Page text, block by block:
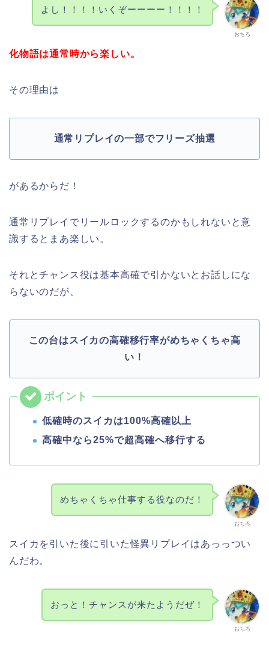
おちろ
よし！！！！いくぞーーーー！！！！
化物語は通常時から楽しい。
その理由は
通常リプレイの一部でフリーズ抽選
があるからだ！
通常リプレイでリールロックするのかもしれないと意
識するとまあ楽しい。
それとチャンス役は基本高確で引かないとお話しにな
らないのだが、
この台はスイカの高確移行率がめちゃくちゃ高
い！
低確時のスイカは100%高確以上
高確中なら25%で超高確へ移行する
おちろ
めちゃくちゃ仕事する役なのだ！
スイカを引いた後に引いた怪異リプレイはあっっつい
んだわ。
おちろ
おっと！チャンスが来たようだぜ！